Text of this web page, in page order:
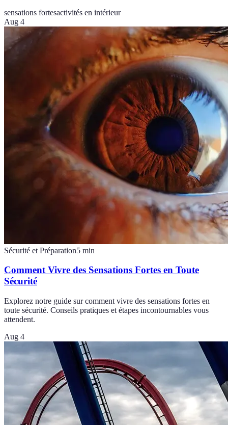
sensations fortesactivités en intérieur
Aug 4
Sécurité et Préparation5 min
Comment Vivre des Sensations Fortes en Toute
Sécurité
Explorez notre guide sur comment vivre des sensations fortes en
toute sécurité. Conseils pratiques et étapes incontournables vous
attendent.
Aug 4